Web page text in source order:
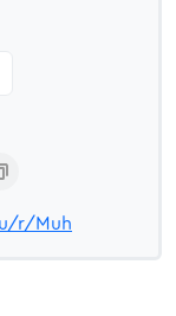
r/Muh